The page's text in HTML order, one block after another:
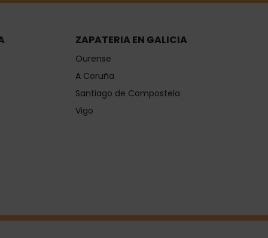
ZAPATERIA EN GALICIA
Ourense
A Coruña
Santiago de Compostela
Vigo